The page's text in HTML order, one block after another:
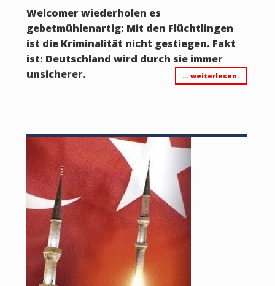
Welcomer wiederholen es
gebetmühlenartig: Mit den Flüchtlingen
ist die Kriminalität nicht gestiegen. Fakt
ist: Deutschland wird durch sie immer
unsicherer.
… weiterlesen.